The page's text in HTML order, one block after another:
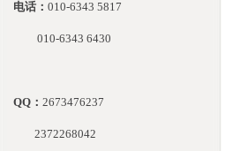
电话： 010-6343 5817
010-6343 6430
QQ： 2673476237
2372268042